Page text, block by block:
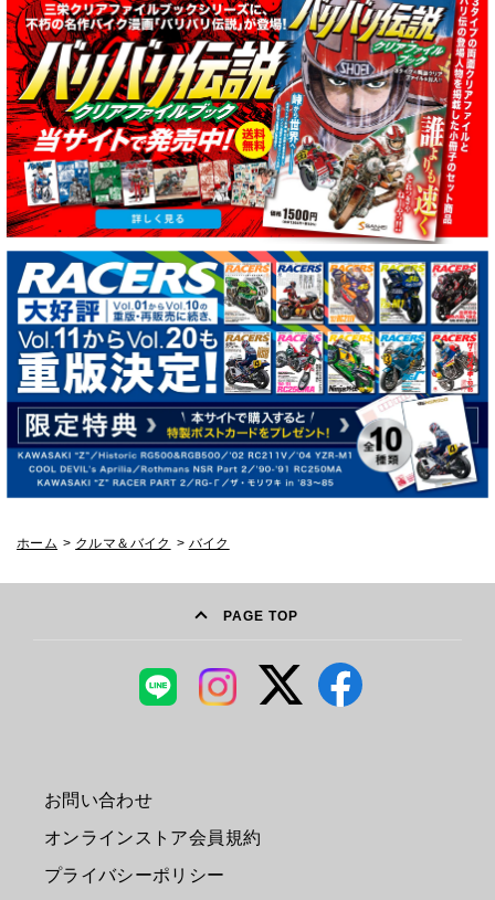
ホーム > クルマ＆バイク > バイク
PAGE TOP
お問い合わせ
オンラインストア会員規約
プライバシーポリシー